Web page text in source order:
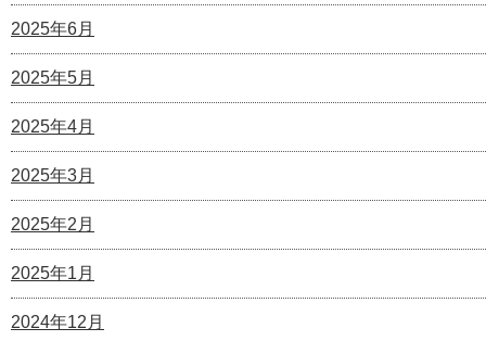
2025年6月
2025年5月
2025年4月
2025年3月
2025年2月
2025年1月
2024年12月